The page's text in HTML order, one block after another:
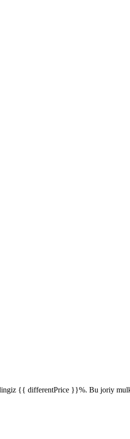
{{ differentPrice }}%. Bu joriy